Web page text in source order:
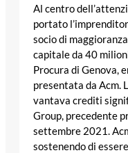
Al centro
portato
socio di
capitale da 40
Procura di Genova,
presentata da Acm.
vantava crediti
Group, precedente
settembre 2021.
sostenendo di